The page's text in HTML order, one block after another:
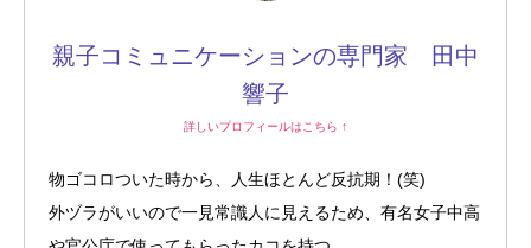
親子コミュニケーションの専門家 田中
響子
詳しいプロフィールはこちら ↑
物ゴコロついた時から、人生ほとんど反抗期！(笑)
外ヅラがいいので一見常識人に見えるため、有名女子中高